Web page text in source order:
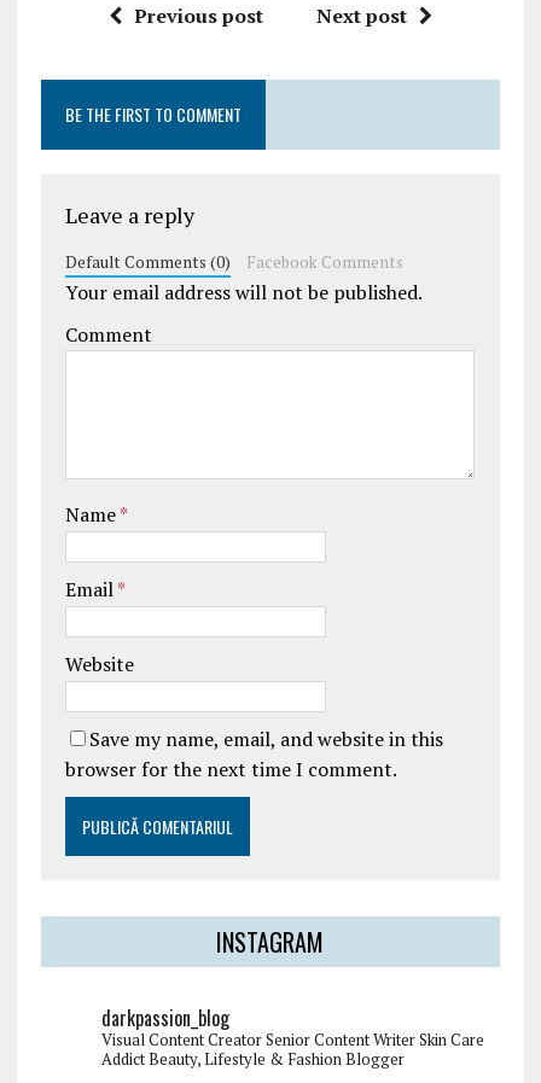
Previous post Next post
BE THE FIRST TO COMMENT
Leave a reply
Default Comments (0) Facebook Comments
Your email address will not be published.
Comment
Name*
Email*
Website
Save my name, email, and website in this
browser for the next time I comment.
INSTAGRAM
darkpassion_blog
Visual Content CreatorSenior Content WriterSkin Care
AddictBeauty, Lifestyle & Fashion Blogger